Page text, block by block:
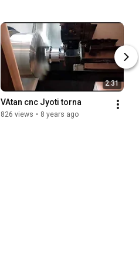
2:31
VAtan cnc Jyoti torna
826 views • 8 years ago